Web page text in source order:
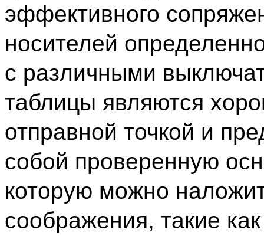
эффективного
носителей
с различными
таблицы являются
отправной точкой и
собой проверенную
которую можно
соображения, такие